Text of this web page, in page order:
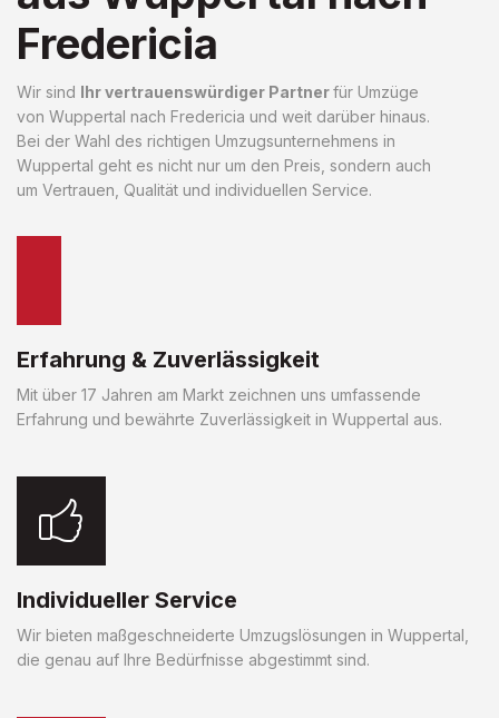
Fredericia
Wir sind Ihr vertrauenswürdiger Partnerfür Umzüge
von Wuppertal nach Fredericia und weit darüber hinaus.
Bei der Wahl des richtigen Umzugsunternehmens in
Wuppertal geht es nicht nur um den Preis, sondern auch
um Vertrauen, Qualität und individuellen Service.
Erfahrung & Zuverlässigkeit
Mit über 17 Jahren am Markt zeichnen uns umfassende
Erfahrung und bewährte Zuverlässigkeit in Wuppertal aus.
Individueller Service
Wir bieten maßgeschneiderte Umzugslösungen in Wuppertal,
die genau auf Ihre Bedürfnisse abgestimmt sind.